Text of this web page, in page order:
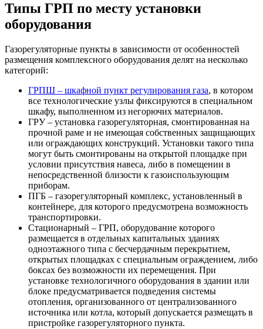
Типы ГРП по месту установки
оборудования
Газорегуляторные пункты в зависимости от особенностей
размещения комплексного оборудования делят на несколько
категорий:
ГРПШ – шкафной пункт регулирования газа, в котором
все технологические узлы фиксируются в специальном
шкафу, выполненном из негорючих материалов.
ГРУ – установка газорегуляторная, смонтированная на
прочной раме и не имеющая собственных защищающих
или ограждающих конструкций. Установки такого типа
могут быть смонтированы на открытой площадке при
условии присутствия навеса, либо в помещении в
непосредственной близости к газоиспользующим
приборам.
ПГБ – газорегуляторный комплекс, установленный в
контейнере, для которого предусмотрена возможность
транспортировки.
Стационарный – ГРП, оборудование которого
размещается в отдельных капитальных зданиях
одноэтажного типа с бесчердачным перекрытием,
открытых площадках с специальным ограждением, либо
боксах без возможности их перемещения. При
установке технологичного оборудования в здании или
блоке предусматривается подведения системы
отопления, организованного от централизованного
источника или котла, который допускается размещать в
пристройке газорегуляторного пункта.